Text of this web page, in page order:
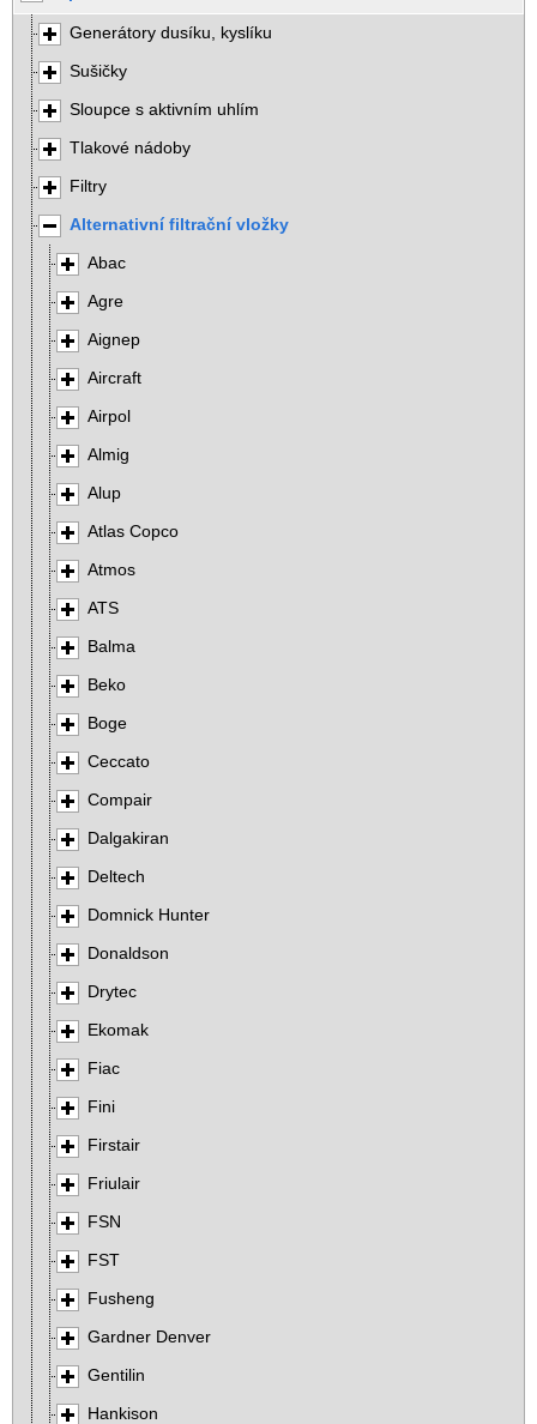
Generátory dusíku, kyslíku
Sušičky
Sloupce s aktivním uhlím
Tlakové nádoby
Filtry
Alternativní filtrační vložky
Abac
Agre
Aignep
Aircraft
Airpol
Almig
Alup
Atlas Copco
Atmos
ATS
Balma
Beko
Boge
Ceccato
Compair
Dalgakiran
Deltech
Domnick Hunter
Donaldson
Drytec
Ekomak
Fiac
Fini
Firstair
Friulair
FSN
FST
Fusheng
Gardner Denver
Gentilin
Hankison